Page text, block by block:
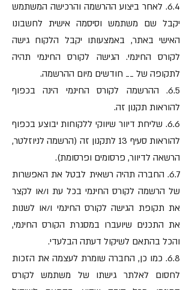
6.4. לאחר ביצוע ההרשמה והרכישה המשתמש
יקבל שם משתמש וסיסמה אישית לחשבונו
האישי באתר, באמצעותו יקבל הלקוח גישה
לקורס החינמי. הגישה לקורס החינמי תהיה
לתקופה של __ חודשים מיום ההרשמה.
6.5. ההרשמה לקורס החינמי הינה בכפוף
להוראות תקנון זה.
6.6. שליחת דיוור שיווקי ללקוחות יבוצע בכפוף
להוראות סעיף 13 לתקנון זה (הרשמה לניוזלטר,
הרשאה לדיוור, פרסומים ופרסומת).
6.7. החברה תהיה רשאית לבטל את האפשרות
של הרשמה לקורס החינמי בכל עת ו/או לקצר
את תקופת הגישה לקורס החינמי ו/או לשנות
את התכנים שיועברו במסגרת הקורס החינמי,
והכל בהתאם לשיקול דעתה הבלעדי.
6.8. כמו כן, החברה שומרת לעצמה את הזכות
לחסום לאלתר גישתו של משתמש לקורס